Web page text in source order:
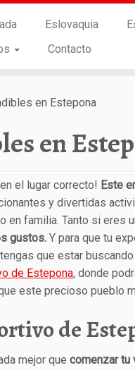
Eslovaquia
Contacto
en Estepona
en
el lugar correcto! Este
y divertidas
en familia. Tanto si eres
gustos. Y para que tu
que estar
de Estepona, donde
este precioso pueblo
de
mejor que comenzar tu